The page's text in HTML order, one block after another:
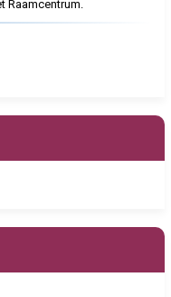
Raamcentrum.